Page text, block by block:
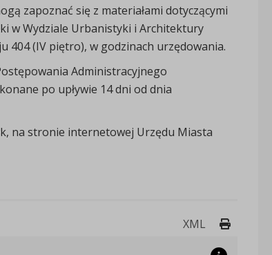
zapoznać się z materiałami dotyczącymi
w Wydziale Urbanistyki i Architektury
404 (IV piętro), w godzinach urzędowania.
Administracyjnego
po upływie 14 dni od dnia
na stronie internetowej Urzędu Miasta
XML Drukuj